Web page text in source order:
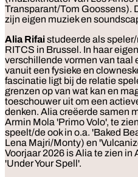
Transparant/Tom Goossens).
zijn eigen muziek en
Alia Rifaistudeerde als
RITCS in Brussel. In haar
verschillende vormen van taal
vanuit een fysieke en
fascinatie ligt bij de relatie
grenzen op van wat kan en
toeschouwer uit om een
denken. Alia creëerde samen
Armin Mola 'Primo Volo', te
speelt/de ook in o.a. 'Baked
Lena Majri/Monty) en
Voorjaar 2026 is Alia te zien
'Under Your Spell'.